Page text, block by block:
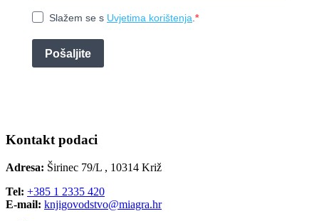
Slažem se s Uvjetima korištenja
Pošaljite
Kontakt podaci
Adresa: Širinec 79/L , 10314 Križ
Tel: +385 1 2335 420
E-mail: knjigovodstvo@miagra.hr